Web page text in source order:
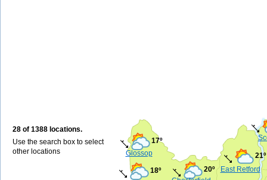
28 of 1388 locations.
Use the search box to select
other locations
20º
Glossop
17º
East Retford
21º
18º